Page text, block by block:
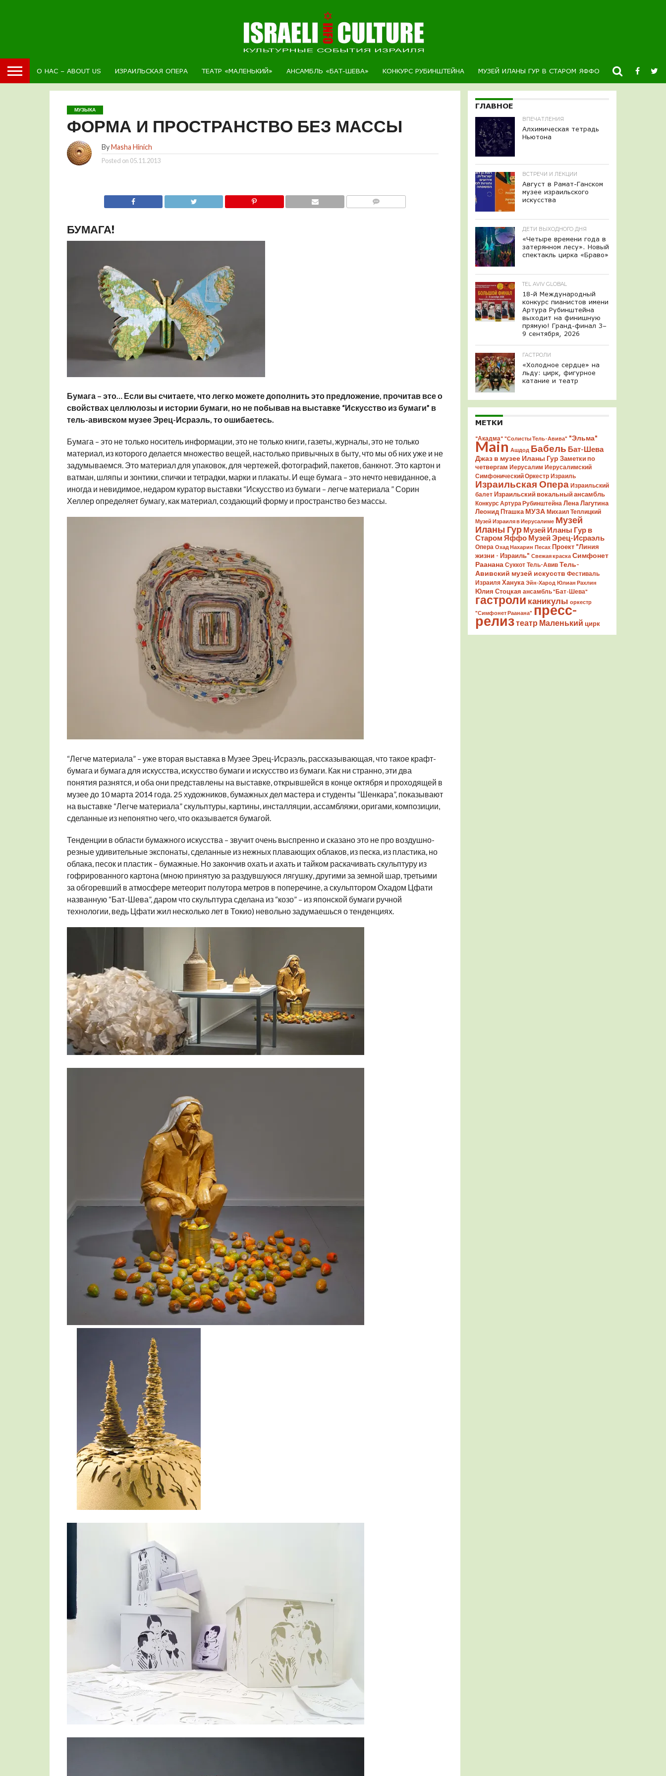
О НАС – ABOUT US ИЗРАИЛЬСКАЯ ОПЕРА ТЕАТР «МАЛЕНЬКИЙ» АНСАМБЛЬ «БАТ-ШЕВА» КОНКУРС РУБИНШТЕЙНА МУЗЕЙ ИЛАНЫ ГУР В СТАРОМ ЯФФО НОВОСТИ
МУЗЫКА
ФОРМА И ПРОСТРАНСТВО БЕЗ МАССЫ
ByMasha Hinich
Posted on 05.11.2013
БУМАГА!
Бумага – это… Если вы считаете, что легко можете дополнить это предложение, прочитав все о
свойствах целлюлозы и истории бумаги, но не побывав на выставке “Искусство из бумаги” в
тель-авивском музее Эрец-Исраэль, то ошибаетесь.
Бумага – это не только носитель информации, это не только книги, газеты, журналы, это не только
материал, из которого делается множество вещей, настолько привычных в быту, что мы об них уже и не
задумываемся. Это материал для упаковок, для чертежей, фотографий, пакетов, банкнот. Это картон и
ватман, шляпы и зонтики, спички и тетрадки, марки и плакаты. И еще бумага – это нечто невиданное, а
иногда и невидимое, недаром куратор выставки “Искусство из бумаги – легче материала ” Сорин
Хеллер определяет бумагу, как материал, создающий форму и пространство без массы.
“Легче материала” – уже вторая выставка в Музее Эрец-Исраэль, рассказывающая, что такое крафт-
бумага и бумага для искусства, искусство бумаги и искусство из бумаги. Как ни странно, эти два
понятия разнятся, и оба они представлены на выставке, открывшейся в конце октября и проходящей в
музее до 10 марта 2014 года. 25 художников, бумажных дел мастера и студенты “Шенкара”, показывают
на выставке “Легче материала” скульптуры, картины, инсталляции, ассамбляжи, оригами, композиции,
сделанные из непонятно чего, что оказывается бумагой.
Тенденции в области бумажного искусства – звучит очень выспренно и сказано это не про воздушно-
резные удивительные экспонаты, сделанные из нежных плавающих облаков, из песка, из пластика, но
облака, песок и пластик – бумажные. Но закончив охать и ахать и тайком раскачивать скульптуру из
гофрированного картона (мною принятую за раздувшуюся лягушку, другими за земной шар, третьими
за обгоревший в атмосфере метеорит полутора метров в поперечине, а скульптором Охадом Цфати
названную “Бат-Шева”, даром что скульптура сделана из “козо” – из японской бумаги ручной
технологии, ведь Цфати жил несколько лет в Токио) невольно задумаешься о тенденциях.
ГЛАВНОЕ
ВПЕЧАТЛЕНИЯ
Алхимическая тетрадь
Ньютона
ВСТРЕЧИ И ЛЕКЦИИ
Август в Рамат-Ганском
музее израильского
искусства
ДЕТИ ВЫХОДНОГО ДНЯ
«Четыре времени года в
затерянном лесу». Новый
спектакль цирка «Браво»
TEL AVIV GLOBAL
18-й Международный
конкурс пианистов имени
Артура Рубинштейна
выходит на финишную
прямую! Гранд-финал 3–
9 сентября, 2026
ГАСТРОЛИ
«Холодное сердце» на
льду: цирк, фигурное
катание и театр
МЕТКИ
"Акадма" "Солисты Тель-Авива" "Эльма"
Main Ашдод Бабель Бат-Шева
Джаз в музее Иланы Гур Заметки по
четвергам Иерусалим Иерусалимский
Симфонический Оркестр Израиль
Израильская Опера Израильский
балет Израильский вокальный ансамбль
Конкурс Артура Рубинштейна Лена Лагутина
Леонид Пташка МУЗА Михаил Теплицкий
Музей Израиля в Иерусалиме Музей
Иланы Гур Музей Иланы Гур в
Старом Яффо Музей Эрец-Исраэль
Опера Охад Нахарин Песах Проект "Линия
жизни - Израиль" Свежая краска Симфонет
Раанана Суккот Тель-Авив Тель-
Авивский музей искусств Фестиваль
Израиля Ханука Эйн-Харод Юлиан Рахлин
Юлия Стоцкая ансамбль "Бат-Шева"
гастроли каникулы оркестр
"Симфонет Раанана" пресс-
релизтеатр Маленький цирк